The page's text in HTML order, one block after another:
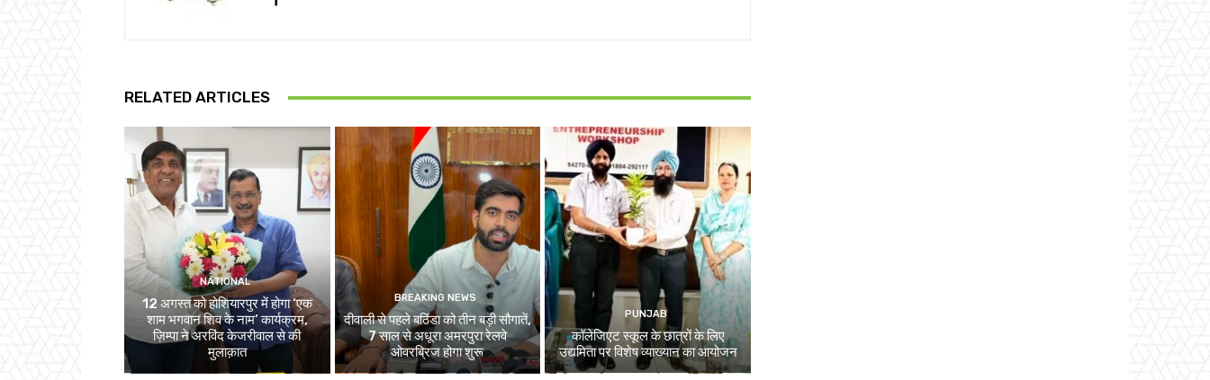
RELATED ARTICLES
NATIONAL
12 अगस्त को होशियारपुर में होगा ‘एक
शाम भगवान शिव के नाम’ कार्यक्रम,
ज़िम्पा ने अरविंद केजरीवाल से की
मुलाक़ात
BREAKING NEWS
दीवाली से पहले बठिंडा को तीन बड़ी सौगातें,
7 साल से अधूरा अमरपुरा रेलवे
ओवरब्रिज होगा शुरू
PUNJAB
कॉलेजिएट स्कूल के छात्रों के लिए
उद्यमिता पर विशेष व्याख्यान का आयोजन